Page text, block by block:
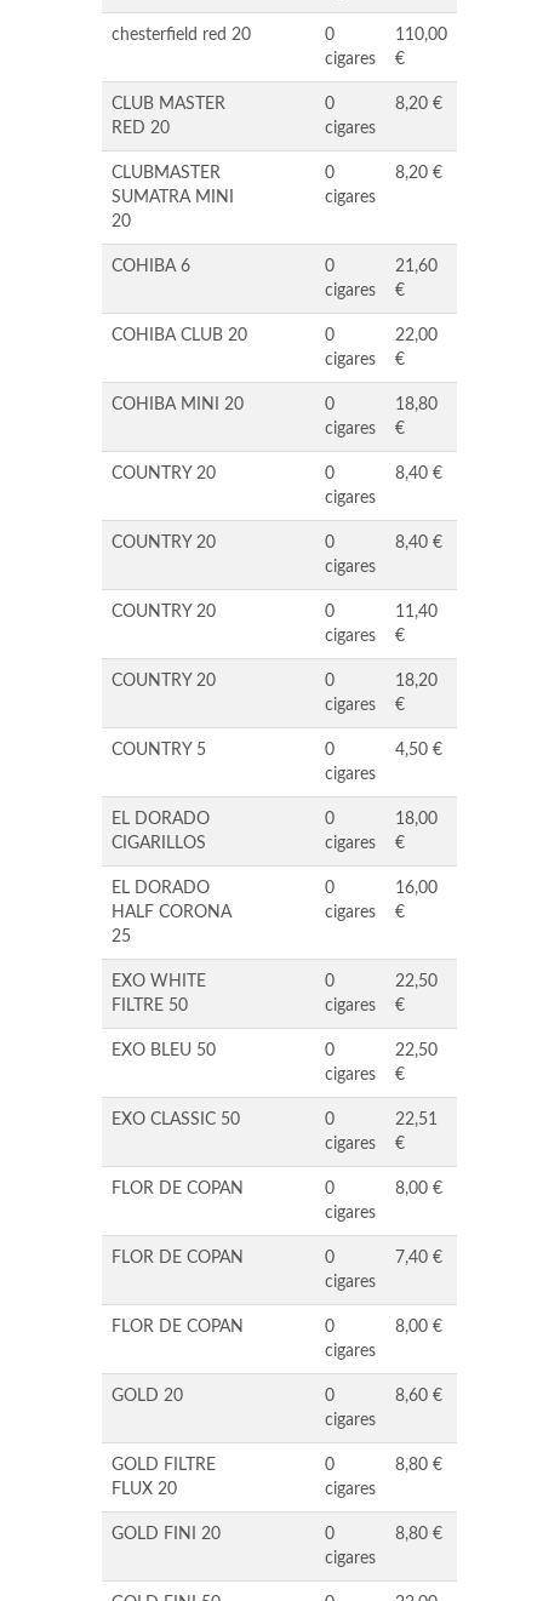
chesterfield red 20
0
cigares
110,00
€
CLUB MASTER
RED 20
0
cigares
8,20 €
CLUBMASTER
SUMATRA MINI
20
0
cigares
8,20 €
COHIBA 6
0
cigares
21,60
€
COHIBA CLUB 20
0
cigares
22,00
€
COHIBA MINI 20
0
cigares
18,80
€
COUNTRY 20
0
cigares
8,40 €
COUNTRY 20
0
cigares
8,40 €
COUNTRY 20
0
cigares
11,40
€
COUNTRY 20
0
cigares
18,20
€
COUNTRY 5
0
cigares
4,50 €
EL DORADO
CIGARILLOS
0
cigares
18,00
€
EL DORADO
HALF CORONA
25
0
cigares
16,00
€
EXO WHITE
FILTRE 50
0
cigares
22,50
€
EXO BLEU 50
0
cigares
22,50
€
EXO CLASSIC 50
0
cigares
22,51
€
FLOR DE COPAN
0
cigares
8,00 €
FLOR DE COPAN
0
cigares
7,40 €
FLOR DE COPAN
0
cigares
8,00 €
GOLD 20
0
cigares
8,60 €
GOLD FILTRE
FLUX 20
0
cigares
8,80 €
GOLD FINI 20
0
cigares
8,80 €